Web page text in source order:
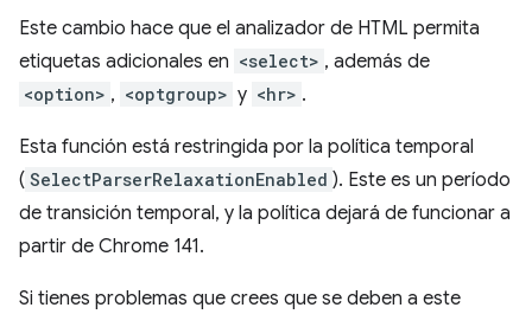
Este cambio hace que el analizador de HTML permita
etiquetas adicionales en <select> , además de
<option> , <optgroup> y <hr> .
Esta función está restringida por la política temporal
( SelectParserRelaxationEnabled ). Este es un período
de transición temporal, y la política dejará de funcionar a
partir de Chrome 141.
Si tienes problemas que crees que se deben a este